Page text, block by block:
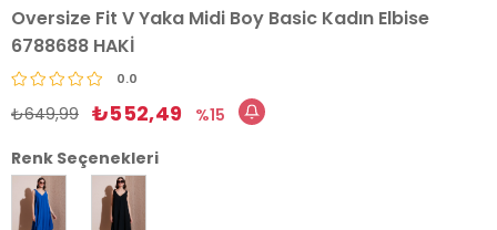
Oversize Fit V Yaka Midi Boy Basic Kadın Elbise
6788688 HAKİ
0.0
₺649,99 ₺552,49
15
Renk Seçenekleri